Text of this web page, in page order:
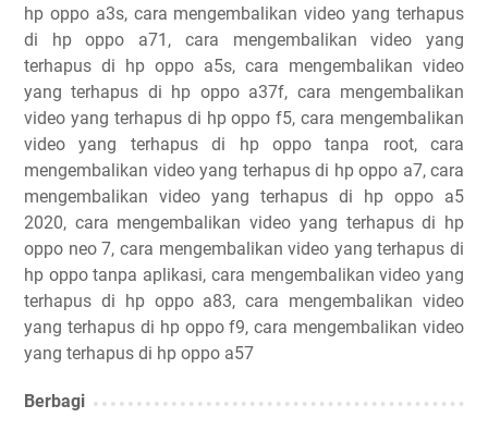
hp oppo a3s, cara mengembalikan video yang terhapus
di hp oppo a71, cara mengembalikan video yang
terhapus di hp oppo a5s, cara mengembalikan video
yang terhapus di hp oppo a37f, cara mengembalikan
video yang terhapus di hp oppo f5, cara mengembalikan
video yang terhapus di hp oppo tanpa root, cara
mengembalikan video yang terhapus di hp oppo a7, cara
mengembalikan video yang terhapus di hp oppo a5
2020, cara mengembalikan video yang terhapus di hp
oppo neo 7, cara mengembalikan video yang terhapus di
hp oppo tanpa aplikasi, cara mengembalikan video yang
terhapus di hp oppo a83, cara mengembalikan video
yang terhapus di hp oppo f9, cara mengembalikan video
yang terhapus di hp oppo a57
Berbagi